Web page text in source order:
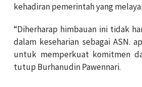
kehadiran pemerintah yang
“Diherharap himbauan ini tidak
dalam keseharian sebagai ASN.
untuk memperkuat komitmen
tutup Burhanudin Pawennari.